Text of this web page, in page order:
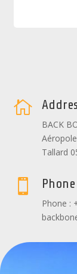

BACK
Tallard

Phone :